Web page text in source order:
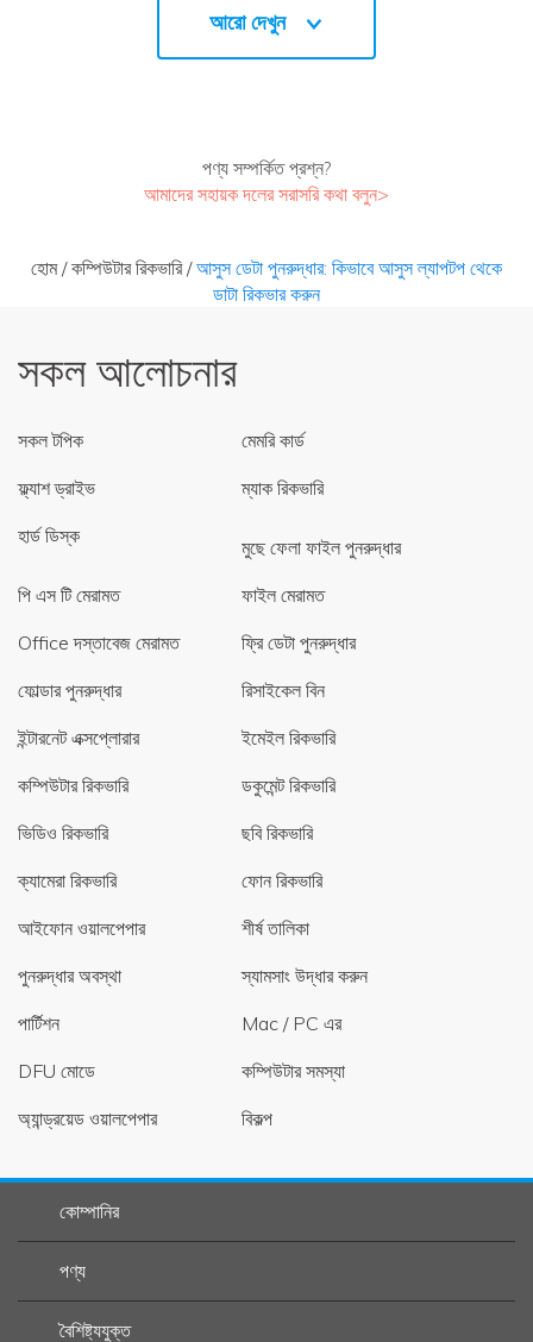
আরো দেখুন
পণ্য সম্পর্কিত প্রশ্ন?
আমাদের সহায়ক দলের সরাসরি কথা বলুন>
হোম/কম্পিউটার রিকভারি/আসুস ডেটা পুনরুদ্ধার: কিভাবে আসুস ল্যাপটপ থেকে
ডাটা রিকভার করুন
সকল আলোচনার
সকল টপিক
মেমরি কার্ড
ফ্ল্যাশ ড্রাইভ
ম্যাক রিকভারি
হার্ড ডিস্ক
মুছে ফেলা ফাইল পুনরুদ্ধার
পি এস টি মেরামত
ফাইল মেরামত
Office দস্তাবেজ মেরামত
ফ্রি ডেটা পুনরুদ্ধার
ফোল্ডার পুনরুদ্ধার
রিসাইকেল বিন
ইন্টারনেট এক্সপ্লোরার
ইমেইল রিকভারি
কম্পিউটার রিকভারি
ডকুমেন্ট রিকভারি
ভিডিও রিকভারি
ছবি রিকভারি
ক্যামেরা রিকভারি
ফোন রিকভারি
আইফোন ওয়ালপেপার
শীর্ষ তালিকা
পুনরুদ্ধার অবস্থা
স্যামসাং উদ্ধার করুন
পার্টিশন
Mac / PC এর
DFU মোডে
কম্পিউটার সমস্যা
অ্যান্ড্রয়েড ওয়ালপেপার
বিকল্প
কোম্পানির
পণ্য
বৈশিষ্ট্যযুক্ত